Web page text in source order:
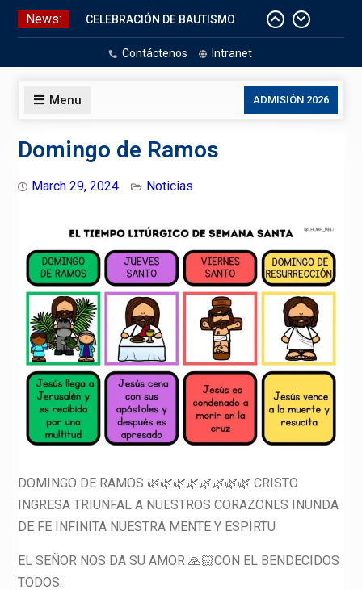
Skip
News:
CELEBRACIÓN DE BAUTISMO
Pizarras Inteligentes
Laboratorios de Cómputo
Contáctenos Intranet
Menu ADMISIÓN 2026
Domingo de Ramos
March 29, 2024 Noticias
DOMINGO DE RAMOS 🌿🌿🌿🌿🌿🌿🌿🌿 CRISTO
INGRESA TRIUNFAL A NUESTROS CORAZONES INUNDA
DE FE INFINITA NUESTRA MENTE Y ESPIRTU
EL SEÑOR NOS DA SU AMOR 🙏🏻CON EL BENDECIDOS
TODOS.